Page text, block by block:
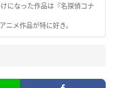
になった作品は『名探偵コナ
ニメ作品が特に好き。